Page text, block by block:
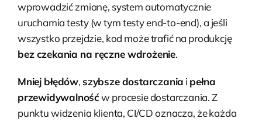
wprowadzić zmianę, system automatycznie
uruchamia testy (w tym testy end-to-end), a jeśli
wszystko przejdzie, kod może trafić na produkcję
bez czekania na ręczne wdrożenie.
Mniej błędów,szybsze dostarczania i pełna
przewidywalnośćw procesie dostarczania. Z
punktu widzenia klienta, CI/CD oznacza, że każda